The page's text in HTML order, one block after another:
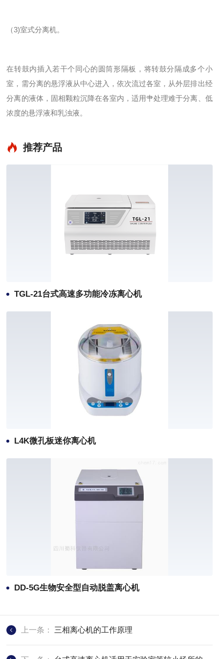
（3)室式分离机。
在转鼓内插入若干个同心的圆筒形隔板，将转鼓分隔成多个小
室，需分离的悬浮液从中心进入，依次流过各室，从外层排出经
分离的液体，固相颗粒沉降在各室内，适用肀处理难于分离、低
浓度的悬浮液和乳浊液。
推荐产品
TGL-21台式高速多功能冷冻离心机
L4K微孔板迷你离心机
DD-5G生物安全型自动脱盖离心机
上一条： 三相离心机的工作原理